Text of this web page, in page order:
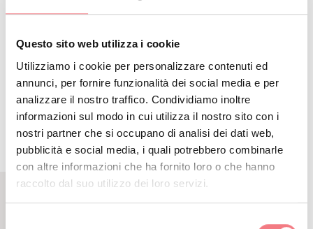
Questo sito web utilizza i cookie
Utilizziamo i cookie per personalizzare contenuti ed
annunci, per fornire funzionalità dei social media e per
analizzare il nostro traffico. Condividiamo inoltre
informazioni sul modo in cui utilizza il nostro sito con i
nostri partner che si occupano di analisi dei dati web,
pubblicità e social media, i quali potrebbero combinarle
con altre informazioni che ha fornito loro o che hanno
raccolto dal suo utilizzo dei loro servizi.
DETTAGLIO
ITINERARIO